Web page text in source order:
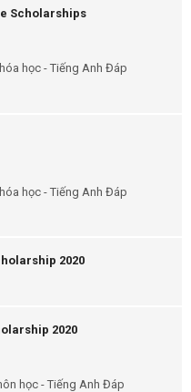
Scholarships
học - Tiếng Anh Đáp
học - Tiếng Anh Đáp
2020
2020
học - Tiếng Anh Đáp